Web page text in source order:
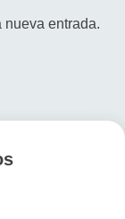
nueva entrada.